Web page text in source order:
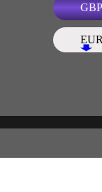
GBP
Menu